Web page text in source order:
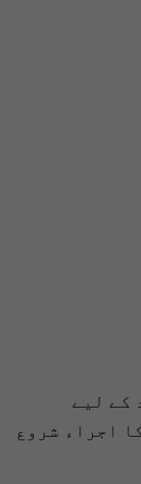
کے لیے
اجراء شروع